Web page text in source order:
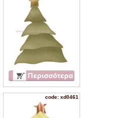
code: xd0461